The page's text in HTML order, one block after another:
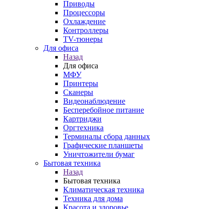
Приводы
Процессоры
Охлаждение
Контроллеры
TV-тюнеры
Для офиса
Назад
Для офиса
МФУ
Принтеры
Сканеры
Видеонаблюдение
Бесперебойное питание
Картриджи
Оргтехника
Терминалы сбора данных
Графические планшеты
Уничтожители бумаг
Бытовая техника
Назад
Бытовая техника
Климатическая техника
Техника для дома
Красота и здоровье